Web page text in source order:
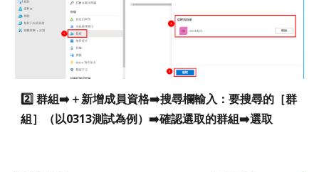
2️⃣ 群組➡️＋新增成員資格➡️搜尋欄輸入：要搜尋的［群
組］（以0313測試為例）➡️確認選取的群組➡️選取